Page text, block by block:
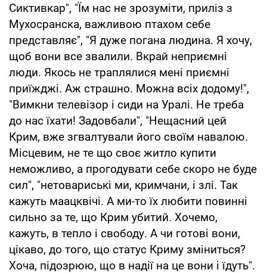
Сиктивкар", "Їм нас не зрозуміти, приліз з
Мухосранска, важливою птахом себе
представляє", "Я дуже погана людина. Я хочу,
щоб вони все звалили. Вкрай неприємні
люди. Якось не траплялися мені приємні
приїжджі. Аж страшно. Можна всіх додому!",
"Вимкни телевізор і сиди на Уралі. Не треба
до нас їхати! Задовбали", "Нещасний цей
Крим, вже згвалтували його своїм навалою.
Місцевим, не те що своє житло купити
неможливо, а прогодувати себе скоро не буде
сил", "нетовариські ми, кримчани, і злі. Так
кажуть маацквічі. А ми-то їх любити повинні
сильно за те, що Крим убитий. Хочемо,
кажуть, в тепло і свободу. А чи готові вони,
цікаво, до того, що статус Криму зміниться?
Хоча, підозрюю, що в надії на це вони і їдуть".